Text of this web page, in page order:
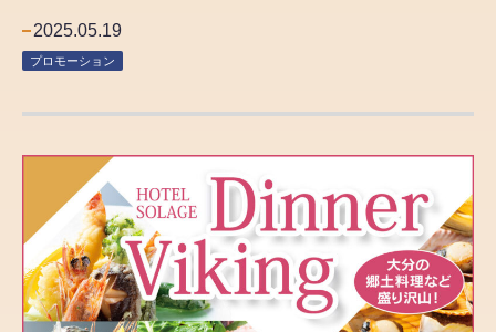
2025.05.19
プロモーション